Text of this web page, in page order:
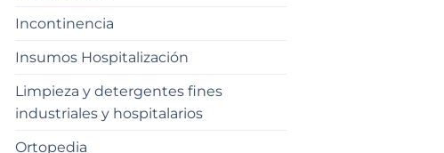
Incontinencia
Insumos Hospitalización
Limpieza y detergentes fines
industriales y hospitalarios
Ortopedia